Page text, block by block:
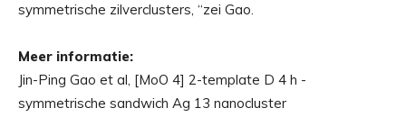
symmetrische zilverclusters, “zei Gao.
Meer informatie:
Jin-Ping Gao et al, [MoO 4] 2-template D 4 h -
symmetrische sandwich Ag 13 nanocluster